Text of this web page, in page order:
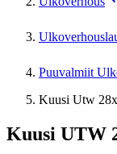
Puuvalmiit
Kuusi Utw
Kuusi UTW